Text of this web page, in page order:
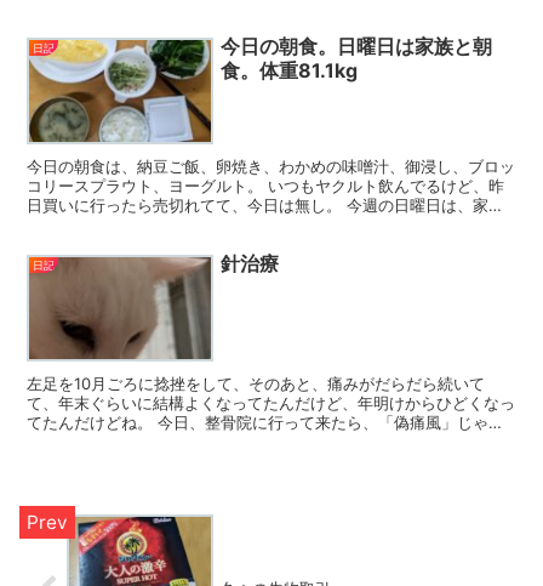
日記
今日の朝食。日曜日は家族と朝
食。体重81.1kg
今日の朝食は、納豆ご飯、卵焼き、わかめの味噌汁、御浸し、ブロッ
コリースプラウト、ヨーグルト。 いつもヤクルト飲んでるけど、昨
日買いに行ったら売切れてて、今日は無し。 今週の日曜日は、家族
日記 針治療
左足を10月ごろに捻挫をして、そのあと、痛みがだらだら続いて
て、年末ぐらいに結構よくなってたんだけど、年明けからひどくなっ
てたんだけどね。 今日、整骨院に行って来たら、「偽痛風」じゃな